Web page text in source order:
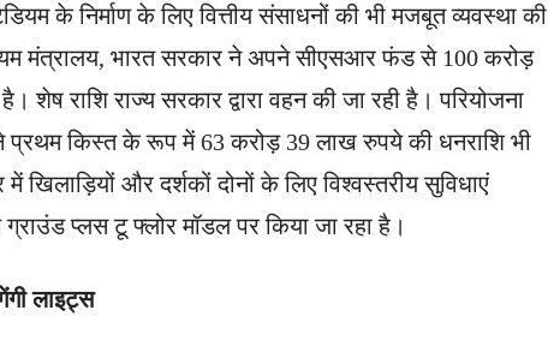
के निर्माण के लिए वित्तीय संसाधनों की भी मजबूत व्यवस्था की
मंत्रालय, भारत सरकार ने अपने सीएसआर फंड से 100 करोड़
शेष राशि राज्य सरकार द्वारा वहन की जा रही है। परियोजना
प्रथम किस्त के रूप में 63 करोड़ 39 लाख रुपये की धनराशि भी
और दर्शकों दोनों के लिए विश्वस्तरीय सुविधाएं
ग्राउंड प्लस टू फ्लोर मॉडल पर किया जा रहा है।
लाइट्स